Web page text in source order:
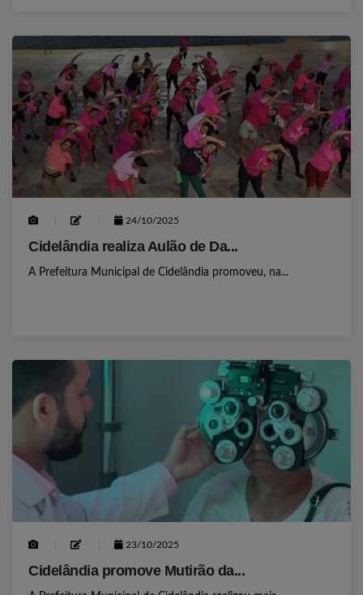
24/10/2025
Cidelândia realiza Aulão de Da...
A Prefeitura Municipal de Cidelândia promoveu, na...
23/10/2025
Cidelândia promove Mutirão da...